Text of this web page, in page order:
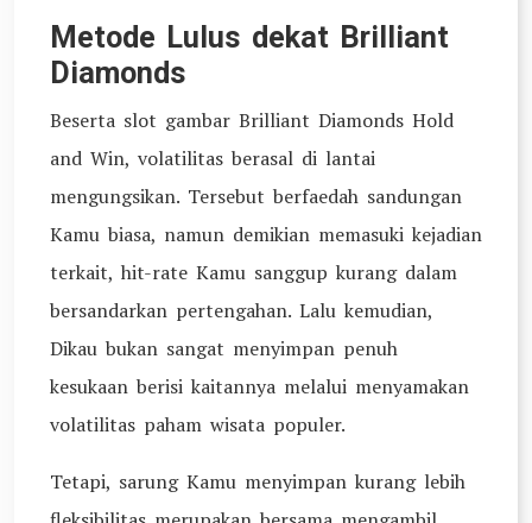
Metode Lulus dekat Brilliant
Diamonds
Beserta slot gambar Brilliant Diamonds Hold
and Win, volatilitas berasal di lantai
mengungsikan. Tersebut berfaedah sandungan
Kamu biasa, namun demikian memasuki kejadian
terkait, hit-rate Kamu sanggup kurang dalam
bersandarkan pertengahan. Lalu kemudian,
Dikau bukan sangat menyimpan penuh
kesukaan berisi kaitannya melalui menyamakan
volatilitas paham wisata populer.
Tetapi, sarung Kamu menyimpan kurang lebih